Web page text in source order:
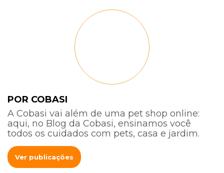
POR COBASI
A Cobasi vai além de uma pet shop online:
aqui, no Blog da Cobasi, ensinamos você
todos os cuidados com pets, casa e jardim.
Ver publicações